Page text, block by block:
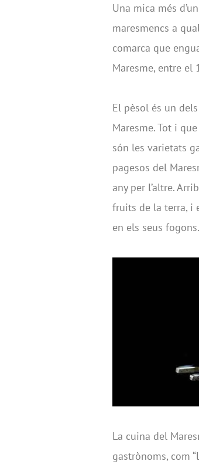
Una mica més
maresmencs a
comarca que
Maresme, entre el
El pèsol és un
Maresme. Tot i
són les varietats
pagesos del
any per l’altre.
fruits de la terra, i
en els seus fogons.
La cuina del
gastrònoms, com